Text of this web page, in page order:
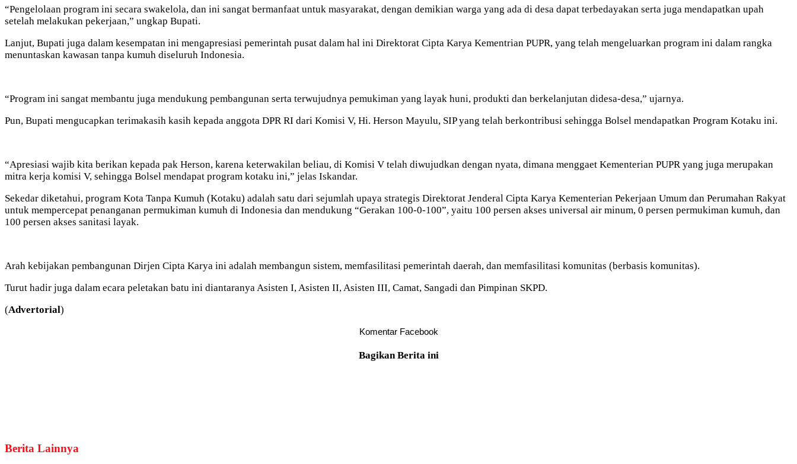
“Pengelolaan program ini secara swakelola, dan ini sangat bermanfaat untuk masyarakat, dengan demikian warga yang ada di desa dapat terbedayakan serta juga mendapatkan upah
setelah melakukan pekerjaan,” ungkap Bupati.
Lanjut, Bupati juga dalam kesempatan ini mengapresiasi pemerintah pusat dalam hal ini Direktorat Cipta Karya Kementrian PUPR, yang telah mengeluarkan program ini dalam rangka
menuntaskan kawasan tanpa kumuh diseluruh Indonesia.
“Program ini sangat membantu juga mendukung pembangunan serta terwujudnya pemukiman yang layak huni, produkti dan berkelanjutan didesa-desa,” ujarnya.
Pun, Bupati mengucapkan terimakasih kasih kepada anggota DPR RI dari Komisi V, Hi. Herson Mayulu, SIP yang telah berkontribusi sehingga Bolsel mendapatkan Program Kotaku ini.
“Apresiasi wajib kita berikan kepada pak Herson, karena keterwakilan beliau, di Komisi V telah diwujudkan dengan nyata, dimana menggaet Kementerian PUPR yang juga merupakan
mitra kerja komisi V, sehingga Bolsel mendapat program kotaku ini,” jelas Iskandar.
Sekedar diketahui, program Kota Tanpa Kumuh (Kotaku) adalah satu dari sejumlah upaya strategis Direktorat Jenderal Cipta Karya Kementerian Pekerjaan Umum dan Perumahan Rakyat
untuk mempercepat penanganan permukiman kumuh di Indonesia dan mendukung “Gerakan 100-0-100”, yaitu 100 persen akses universal air minum, 0 persen permukiman kumuh, dan
100 persen akses sanitasi layak.
Arah kebijakan pembangunan Dirjen Cipta Karya ini adalah membangun sistem, memfasilitasi pemerintah daerah, dan memfasilitasi komunitas (berbasis komunitas).
Turut hadir juga dalam ecara peletakan batu ini diantaranya Asisten I, Asisten II, Asisten III, Camat, Sangadi dan Pimpinan SKPD.
(Advertorial)
Komentar Facebook
Bagikan Berita ini
Berita Lainnya